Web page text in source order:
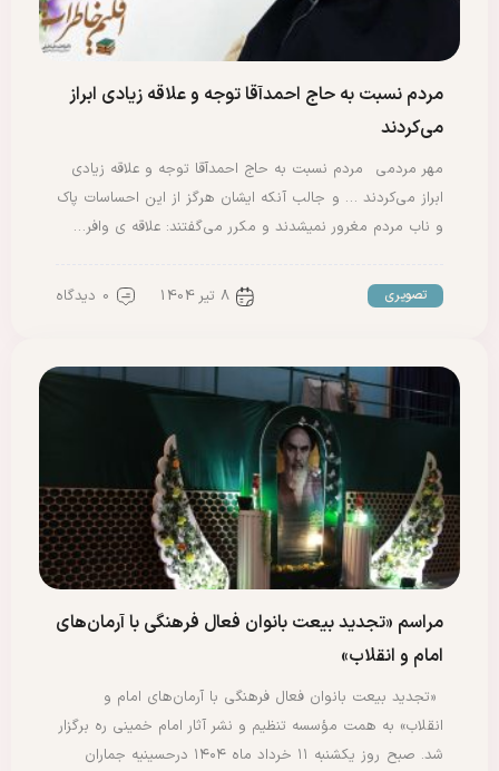
مردم نسبت به حاج احمدآقا توجه و علاقه زیادی ابراز
می‌کردند
مهر مردمی مردم نسبت به حاج احمدآقا توجه و علاقه زیادی
ابراز می‌کردند … و جالب آنکه ایشان هرگز از این احساسات پاک
و ناب مردم مغرور نمیشدند و مکرر می‌گفتند: علاقه ی وافر…
تصویری 8 تیر 1404 0 دیدگاه
مراسم «تجدید بیعت بانوان فعال فرهنگی با آرمان‌های
امام و انقلاب»
«تجدید بیعت بانوان فعال فرهنگی با آرمان‌های امام و
انقلاب» به همت مؤسسه تنظیم و نشر آثار امام خمینی ره برگزار
شد. صبح روز یکشنبه ۱۱ خرداد ماه ۱۴۰۴ درحسینیه جماران